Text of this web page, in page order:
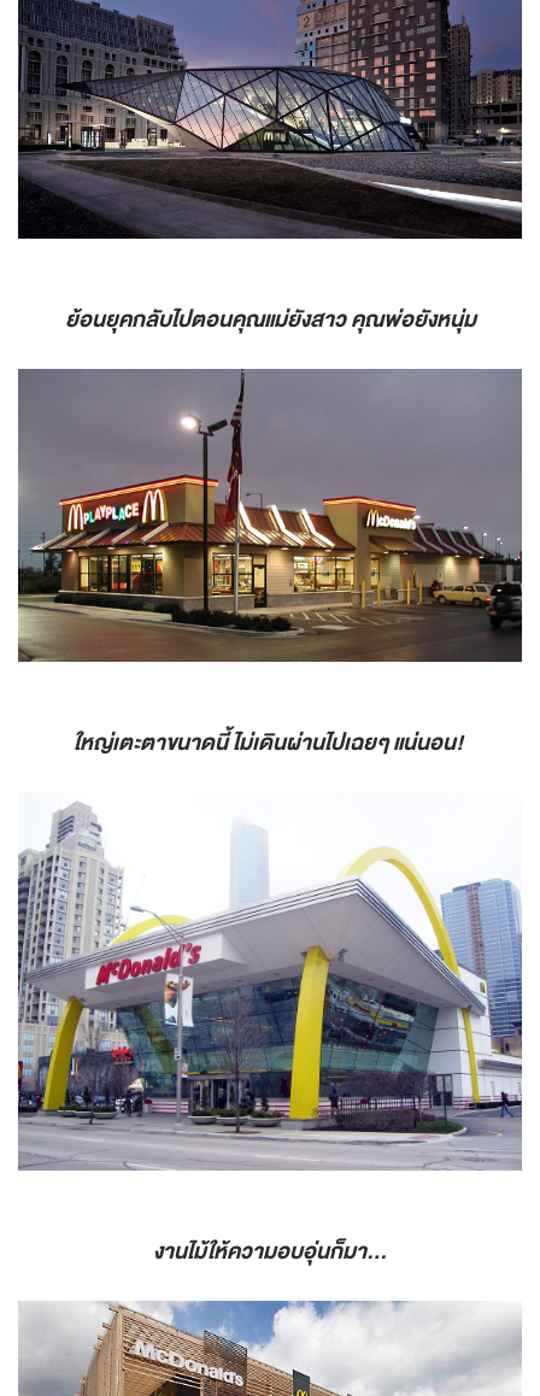
ย้อนยุคกลับไปตอนคุณแม่ยังสาว คุณพ่อยังหนุ่ม
ใหญ่เตะตาขนาดนี้ ไม่เดินผ่านไปเฉยๆ แน่นอน!
งานไม้ให้ความอบอุ่นก็มา...